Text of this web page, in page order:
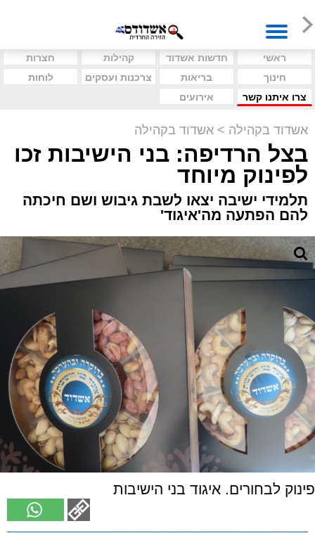
ראשי חדשות אשדוד קהילות
חצרות
חינוך
בריאות צרכנות ועסקים
לוחות
צרו איתנו קשר
אירועים
אשדוד בקהילה > אשדוד בקהילה
בצל הרדיפה: בני הישיבות זכו
לפינוק מיוחד
תלמידי ישיבה יצאו לשבת גיבוש ושם חיכתה
להם הפתעה מה'איגוד'
פינוק לבחורים. איגוד בני הישיבות